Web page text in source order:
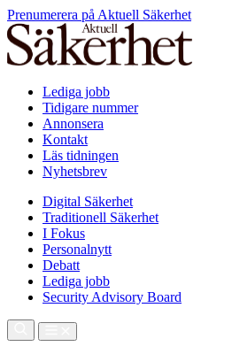
Prenumerera på Aktuell Säkerhet
Lediga jobb
Tidigare nummer
Annonsera
Kontakt
Läs tidningen
Nyhetsbrev
Digital Säkerhet
Traditionell Säkerhet
I Fokus
Personalnytt
Debatt
Lediga jobb
Security Advisory Board